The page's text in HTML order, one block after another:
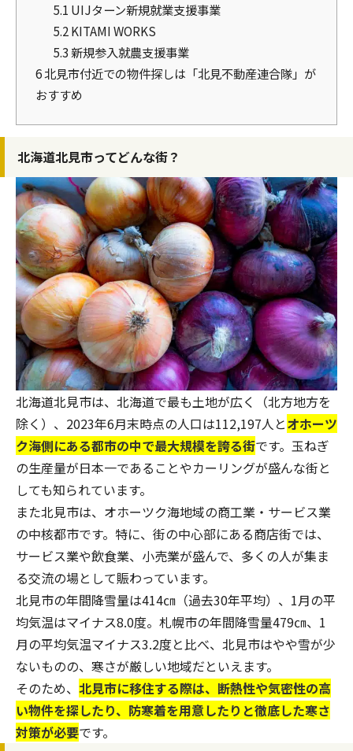
5.1 UIJターン新規就業支援事業
5.2KITAMI WORKS
5.3 新規参入就農支援事業
6北見市付近での物件探しは「北見不動産連合隊」が
おすすめ
北海道北見市ってどんな街？
北海道北見市は、北海道で最も土地が広く（北方地方を
除く）、2023年6月末時点の人口は112,197人とオホーツ
ク海側にある都市の中で最大規模を誇る街です。玉ねぎ
の生産量が日本一であることやカーリングが盛んな街と
しても知られています。
また北見市は、オホーツク海地域の商工業・サービス業
の中核都市です。特に、街の中心部にある商店街では、
サービス業や飲食業、小売業が盛んで、多くの人が集ま
る交流の場として賑わっています。
北見市の年間降雪量は414㎝（過去30年平均）、1月の平
均気温はマイナス8.0度。 札幌市の年間降雪量479㎝、1
月の平均気温マイナス3.2度と比べ、北見市はやや雪が少
ないものの、寒さが厳しい地域だといえます。
そのため、 北見市に移住する際は、断熱性や気密性の高
い物件を探したり、防寒着を用意したりと徹底した寒さ
対策が必要です。